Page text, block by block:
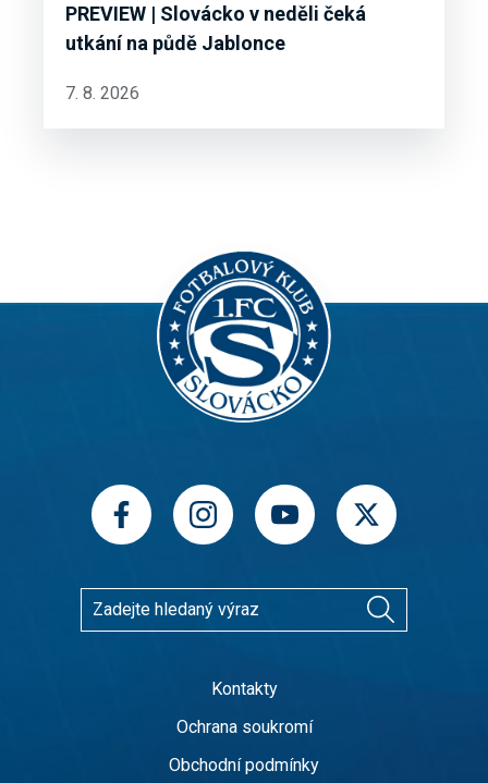
PREVIEW | Slovácko v neděli čeká
utkání na půdě Jablonce
7. 8. 2026
Kontakty
Ochrana soukromí
Obchodní podmínky